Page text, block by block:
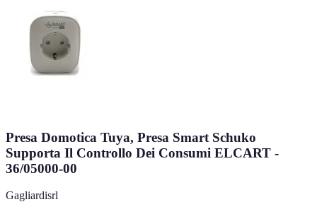
Presa Domotica Tuya, Presa Smart Schuko
Supporta Il Controllo Dei Consumi ELCART -
36/05000-00
Gagliardisrl